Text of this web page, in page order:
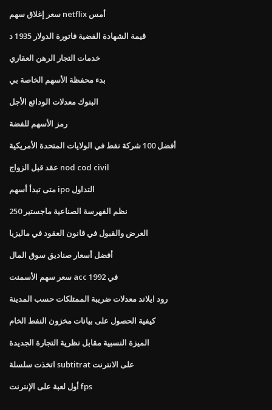
سعر إغلاق سهم netflix أمس
قيمة الشهادة الفضية فاتورة الدولار 1935 د
خدمات التجار الرهن العقاري
بدء محفظة الأسهم الخاصة بي
البنوك معدلات الودائع الأجل
رمز الأسهم للفضة
أفضل 100 شركة نفط في الولايات المتحدة الأمريكية
عقد قبل الزواج nod cod civil
متى تبدأ أسهم ipo التداول
نظم الفهرسة الصناعية ماجستير 250
العرض والقبول في قانون العقود في ماليزيا
أفضل أسعار صناديق سوق المال
سعر سهم الأسمنت acc في 1992
رود ايلاند معدلات ضريبة الممتلكات حسب المدينة
كيفية الحصول على بيانات مخزون النفط الخام
الميزة النسبية مقابل نظرية التجارة الجديدة
اتخذت سلسلة subtitrat على الانترنت
أول لعبة على الإنترنت fps